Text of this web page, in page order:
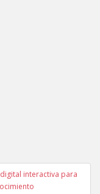
digital interactiva para